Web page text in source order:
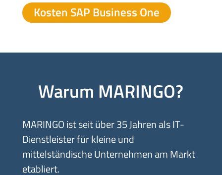
Kosten SAP Business One
Warum MARINGO?
MARINGO ist seit über 35 Jahren als IT-
Dienstleister für kleine und
mittelständische Unternehmen am Markt
etabliert.